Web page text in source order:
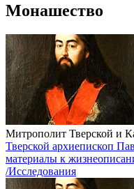
Монашество
Митрополит Тверской и
Тверской архиепископ
материалы к
/Исследования